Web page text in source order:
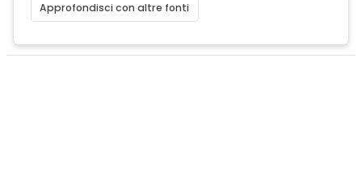
Approfondisci con altre fonti